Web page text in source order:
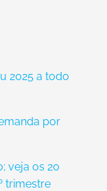
2025 a todo
por
veja os 20
trimestre